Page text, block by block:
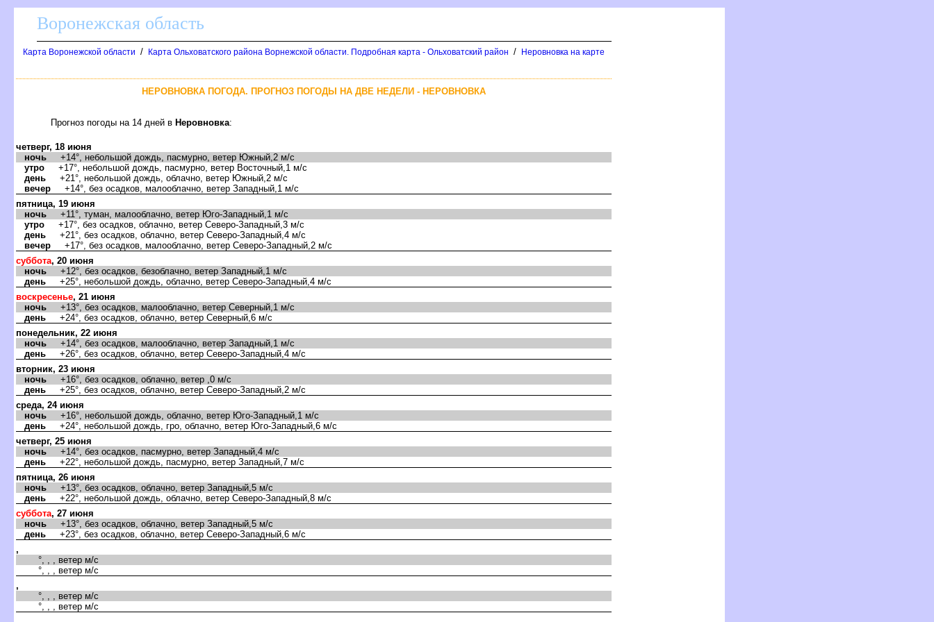
оронежская область
Карта Воронежской области / Карта Ольховатского района Ворнежской области. Подробная карта - Ольховатский район / Неровновка на карте
НЕРОВНОВКА ПОГОДА. ПРОГНОЗ ПОГОДЫ НА ДВЕ НЕДЕЛИ - НЕРОВНОВКА
Прогноз погоды на 14 дней Неровновка:
четверг, 18 июня
ночь +14°, небольшой дождь, пасмурно, ветер Южный,2 м/с
утро +17°, небольшой дождь, пасмурно, ветер Восточный,1 м/с
день +21°, небольшой дождь, облачно, ветер Южный,2 м/с
ечер +14°, без осадков, малооблачно, ветер Западный,1 м/с
пятница, 19 июня
ночь +11°, туман, малооблачно, ветер Юго-Западный,1 м/с
утро +17°, без осадков, облачно, ветер Северо-Западный,3 м/с
день +21°, без осадков, облачно, ветер Северо-Западный,4 м/с
ечер +17°, без осадков, малооблачно, ветер Северо-Западный,2 м/с
суббота, 20 июня
ночь +12°, без осадков, безоблачно, ветер Западный,1 м/с
день +25°, небольшой дождь, облачно, ветер Северо-Западный,4 м/с
оскресенье, 21 июня
ночь +13°, без осадков, малооблачно, ветер Северный,1 м/с
день +24°, без осадков, облачно, ветер Северный,6 м/с
понедельник, 22 июня
ночь +14°, без осадков, малооблачно, ветер Западный,1 м/с
день +26°, без осадков, облачно, ветер Северо-Западный,4 м/с
торник, 23 июня
ночь +16°, без осадков, облачно, ветер ,0 м/с
день +25°, без осадков, облачно, ветер Северо-Западный,2 м/с
среда, 24 июня
ночь +16°, небольшой дождь, облачно, ветер Юго-Западный,1 м/с
день +24°, небольшой дождь, гро, облачно, ветер Юго-Западный,6 м/с
четверг, 25 июня
ночь +14°, без осадков, пасмурно, ветер Западный,4 м/с
день +22°, небольшой дождь, пасмурно, ветер Западный,7 м/с
пятница, 26 июня
ночь +13°, без осадков, облачно, ветер Западный,5 м/с
день +22°, небольшой дождь, облачно, ветер Северо-Западный,8 м/с
суббота, 27 июня
ночь +13°, без осадков, облачно, ветер Западный,5 м/с
день +23°, без осадков, облачно, ветер Северо-Западный,6 м/с
,
°, , , ветер м/с
°, , , ветер м/с
,
°, , , ветер м/с
°, , , ветер м/с